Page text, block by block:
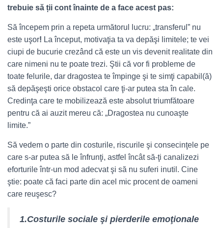
trebuie să ții cont înainte de a face acest pas:
Să începem prin a repeta următorul lucru: „transferul” nu
este uşor! La început, motivaţia ta va depăşi limitele; te vei
ciupi de bucurie crezând că este un vis devenit realitate din
care nimeni nu te poate trezi. Ştii că vor fi probleme de
toate felurile, dar dragostea te împinge şi te simţi capabil(ă)
să depăşeşti orice obstacol care ţi-ar putea sta în cale.
Credinţa care te mobilizează este absolut triumfătoare
pentru că ai auzit mereu că: „Dragostea nu cunoaşte
limite.”
Să vedem o parte din costurile, riscurile şi consecinţele pe
care s-ar putea să le înfrunţi, astfel încât să-ţi canalizezi
eforturile într-un mod adecvat şi să nu suferi inutil. Cine
ştie: poate că faci parte din acel mic procent de oameni
care reuşesc?
1.Costurile sociale şi pierderile emoţionale